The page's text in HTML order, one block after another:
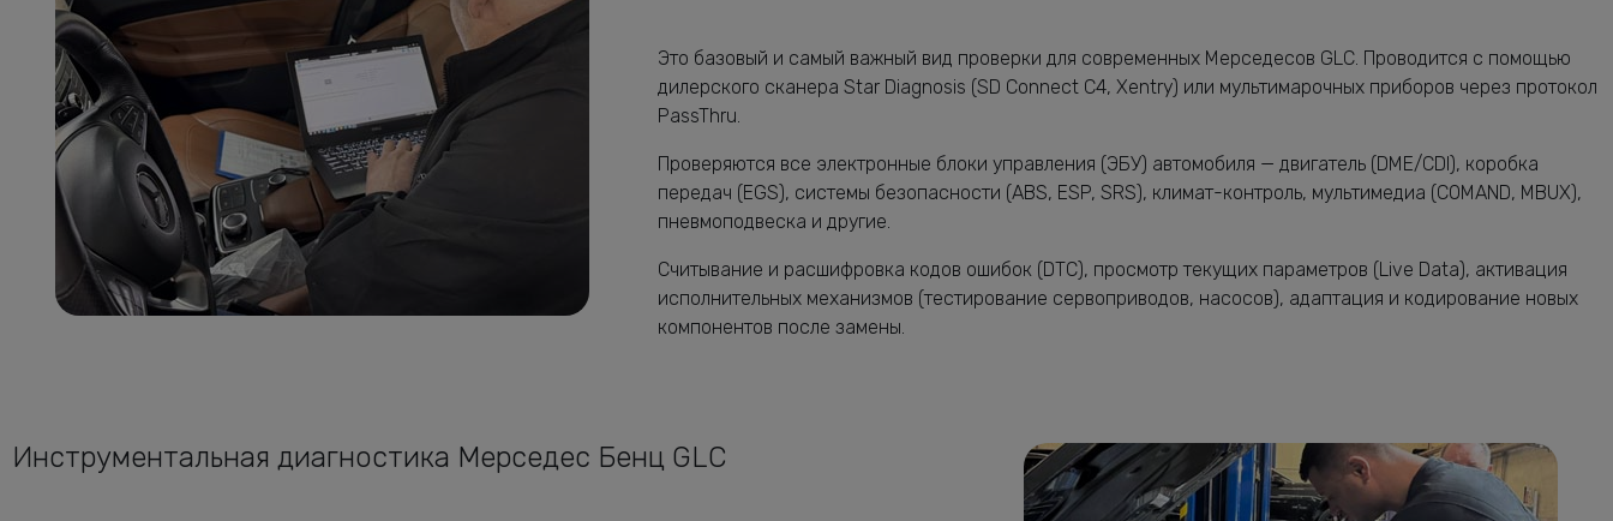
Это базовый и самый важный вид проверки для современных Мерседесов GLC. Проводится с помощью
дилерского сканера Star Diagnosis (SD Connect C4, Xentry) или мультимарочных приборов через протокол
PassThru.
Проверяются все электронные блоки управления (ЭБУ) автомобиля — двигатель (DME/CDI), коробка
передач (EGS), системы безопасности (ABS, ESP, SRS), климат-контроль, мультимедиа (COMAND, MBUX),
пневмоподвеска и другие.
Считывание и расшифровка кодов ошибок (DTC), просмотр текущих параметров (Live Data), активация
исполнительных механизмов (тестирование сервоприводов, насосов), адаптация и кодирование новых
компонентов после замены.
Инструментальная диагностика Мерседес Бенц GLC